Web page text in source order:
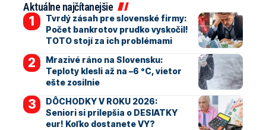
Aktuálne najčítanejšie
Tvrdý zásah pre slovenské firmy:
Počet bankrotov prudko vyskočil!
TOTO stojí za ich problémami
Mrazivé ráno na Slovensku:
Teploty klesli až na –6 °C, vietor
ešte zosilnie
DÔCHODKY V ROKU 2026:
Seniori si prilepšia o DESIATKY
eur! Koľko dostanete VY?